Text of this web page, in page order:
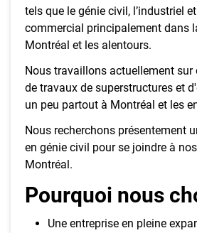
tels que le génie civil, l’industriel
commercial principalement dans
Montréal et les alentours.
Nous travaillons actuellement sur
de travaux de superstructures et
un peu partout à Montréal et les
Nous recherchons présentement
en génie civil pour se joindre à
Montréal.
Pourquoi nous
Une entreprise en pleine